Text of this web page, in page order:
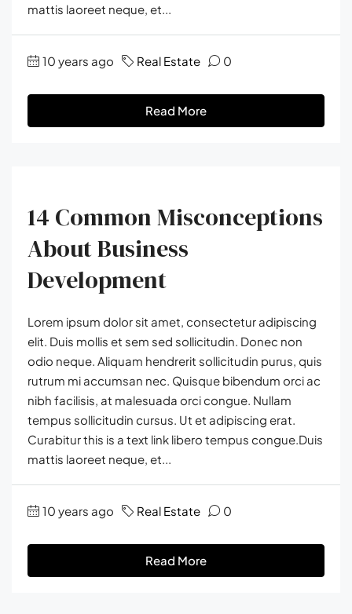
mattis laoreet neque, et...
10 years ago Real Estate 0
Read More
14 Common Misconceptions
About Business
Development
Lorem ipsum dolor sit amet, consectetur adipiscing
elit. Duis mollis et sem sed sollicitudin. Donec non
odio neque. Aliquam hendrerit sollicitudin purus, quis
rutrum mi accumsan nec. Quisque bibendum orci ac
nibh facilisis, at malesuada orci congue. Nullam
tempus sollicitudin cursus. Ut et adipiscing erat.
Curabitur this is a text link libero tempus congue.Duis
mattis laoreet neque, et...
10 years ago Real Estate 0
Read More